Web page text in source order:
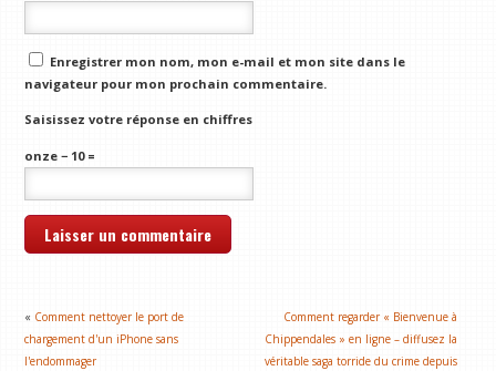
Enregistrer mon nom, mon e-mail et mon site dans le
navigateur pour mon prochain commentaire.
Saisissez votre réponse en chiffres
onze − 10 =
« Comment nettoyer le port de
chargement d'un iPhone sans
l'endommager
Comment regarder « Bienvenue à
Chippendales » en ligne – diffusez la
véritable saga torride du crime depuis